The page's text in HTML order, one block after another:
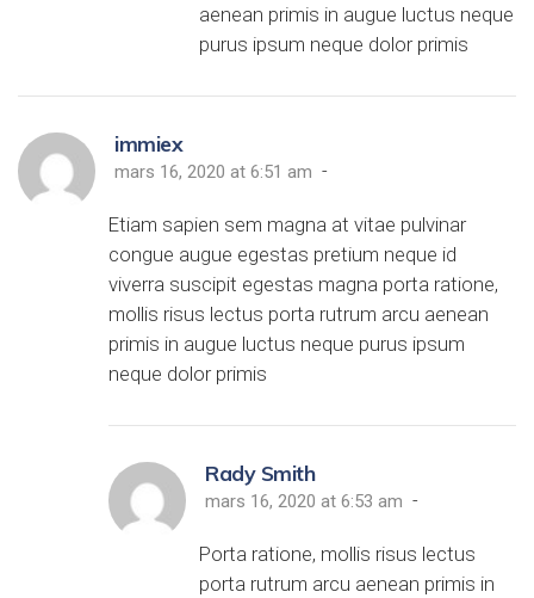
aenean primis in augue luctus neque
purus ipsum neque dolor primis
immiex
mars 16, 2020 at 6:51 am -
Etiam sapien sem magna at vitae pulvinar
congue augue egestas pretium neque id
viverra suscipit egestas magna porta ratione,
mollis risus lectus porta rutrum arcu aenean
primis in augue luctus neque purus ipsum
neque dolor primis
Rady Smith
mars 16, 2020 at 6:53 am -
Porta ratione, mollis risus lectus
porta rutrum arcu aenean primis in